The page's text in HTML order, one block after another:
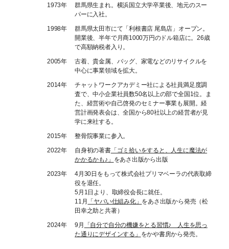
1973年
群馬県生まれ。横浜国立大学卒業後、地元のスー
パーに入社。
1998年
群馬県太田市にて「利根書店 尾島店」オープン。
開業後、半年で月商1000万円のドル箱店に。26歳
で高額納税者入り。
2005年
古着、貴金属、バッグ、家電などのリサイクルを
中心に事業領域を拡大。
2014年
チャットワークアカデミー社による社員満足度調
査で、中小企業社員数50名以上の部で全国1位。ま
た、経営術や自己啓発のセミナー事業も展開。経
営計画発表会は、全国から80社以上の経営者が見
学に来社する。
2015年
整骨院事業に参入。
2022年
自身初の著書「ゴミ拾いをすると、人生に魔法が
かかるかも♪」 をあさ出版から出版
2023年
4月30日をもって株式会社プリマベーラの代表取締
役を退任。
5月1日より、取締役会長に就任。
11月
「ヤバい仕組み化」 をあさ出版から発売（松
田幸之助と共著）
2024年
9月
「自分で自分の機嫌をとる習慣♪ 人生を思っ
た通りにデザインする」 をかや書房から発売。